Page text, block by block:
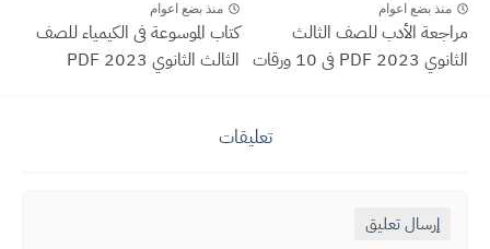
منذ بضع اعوام
مراجعة الأدب للصف الثالث
الثانوي 2023 PDF فى 10 ورقات
منذ بضع اعوام
كتاب الموسوعة فى الكيمياء للصف
الثالث الثانوي 2023 PDF
تعليقات
إرسال تعليق